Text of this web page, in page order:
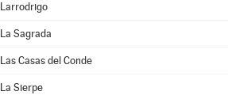
Larrodrigo
La Sagrada
Las Casas del Conde
La Sierpe